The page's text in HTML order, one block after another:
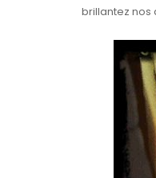
brillantez nos